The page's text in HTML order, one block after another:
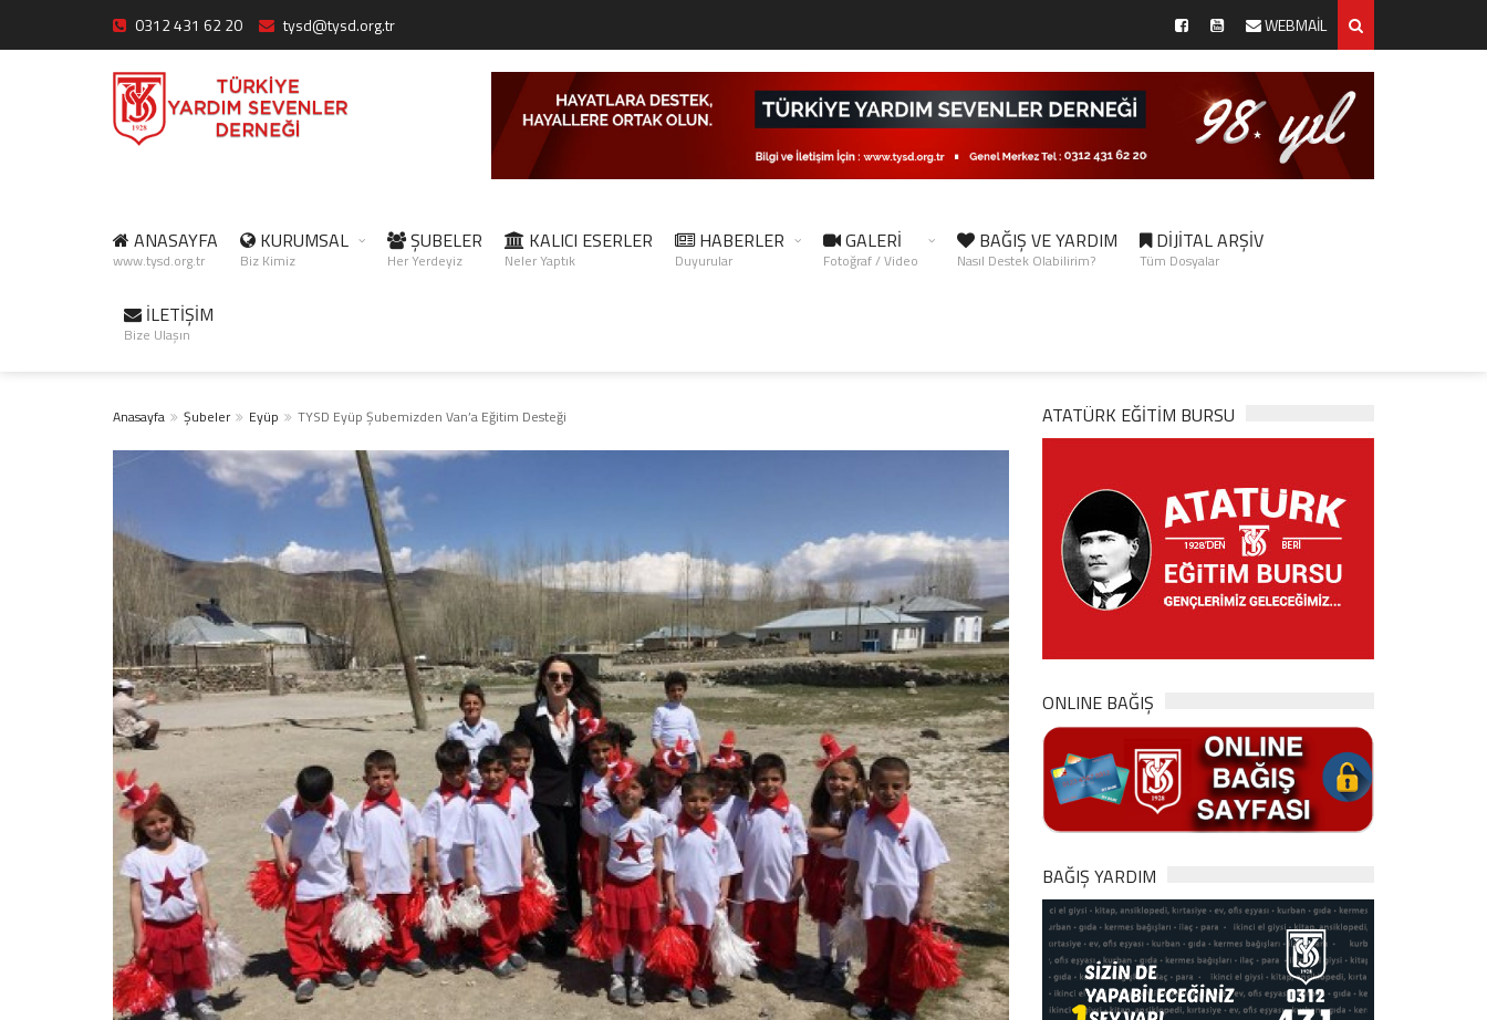
0312 431 62 20 tysd@tysd.org.tr WEBMAİL
ANASAYFA
www.tysd.org.tr
KURUMSAL
Biz Kimiz
ŞUBELER
Her Yerdeyiz
KALICI ESERLER
Neler Yaptık
HABERLER
Duyurular
GALERİ
Fotoğraf / Video
BAĞIŞ VE YARDIM
Nasıl Destek Olabilirim?
DİJİTAL ARŞİV
Tüm Dosyalar
İLETİŞİM
Bize Ulaşın
Anasayfa Şubeler Eyüp TYSD Eyüp Şubemizden Van’a Eğitim Desteği ATATÜRK EĞITIM BURSU
ONLINE BAĞIŞ
BAĞIŞ YARDIM